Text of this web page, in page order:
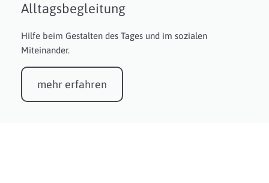
Alltagsbegleitung
Hilfe beim Gestalten des Tages und im sozialen
Miteinander.
mehr erfahren